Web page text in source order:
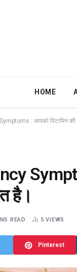
HOME
: आपको विटामिन की
है।
READ 5VIEWS
Pinterest